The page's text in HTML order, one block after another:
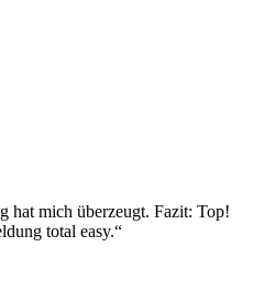
hat mich überzeugt. Fazit: Top!
total easy.“